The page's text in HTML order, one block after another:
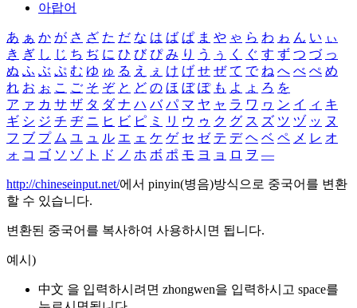
아랍어
あ ぁ か が さ ざ た だ な は ば ぱ ま や ゃ ら わ ゎ ん い ぃ
き ぎ し じ ち ぢ に ひ び ぴ み り う ぅ く ぐ す ず つ づ っ
ぬ ふ ぶ ぷ む ゆ ゅ る え ぇ け げ せ ぜ て で ね へ べ ぺ め
れ お ぉ こ ご そ ぞ と ど の ほ ぼ ぽ も よ ょ ろ を
ア ァ カ サ ザ タ ダ ナ ハ バ パ マ ヤ ャ ラ ワ ヮ ン イ ィ キ
ギ シ ジ チ ヂ ニ ヒ ビ ピ ミ リ ウ ゥ ク グ ス ズ ツ ヅ ッ ヌ
フ ブ プ ム ユ ュ ル エ ェ ケ ゲ セ ゼ テ デ ヘ ベ ペ メ レ オ
ォ コ ゴ ソ ゾ ト ド ノ ホ ボ ポ モ ヨ ョ ロ ヲ ―
http://chineseinput.net/에서 pinyin(병음)방식으로 중국어를 변환
할 수 있습니다.
변환된 중국어를 복사하여 사용하시면 됩니다.
예시)
中文 을 입력하시려면 zhongwen을 입력하시고 space를